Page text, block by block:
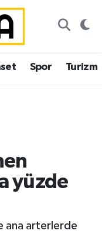
Spor Turizm
yüzde
ana arterlerde